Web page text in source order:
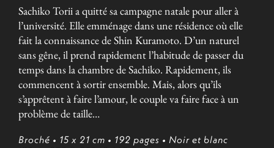
Sachiko Torii a quitté sa campagne natale pour aller à
l’université. Elle emménage dans une résidence où elle
fait la connaissance de Shin Kuramoto. D’un naturel
sans gêne, il prend rapidement l’habitude de passer du
temps dans la chambre de Sachiko. Rapidement, ils
commencent à sortir ensemble. Mais, alors qu’ils
s’apprêtent à faire l’amour, le couple va faire face à un
problème de taille…
Broché • 15 x 21 cm • 192 pages • Noir et blanc